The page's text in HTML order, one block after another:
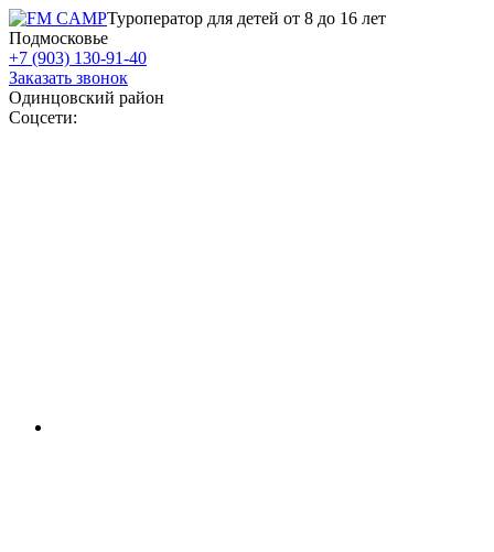
Туроператор для детей от 8 до 16 лет
Подмосковье
+7 (903) 130-91-40
Заказать звонок
Одинцовский район
Соцсети: